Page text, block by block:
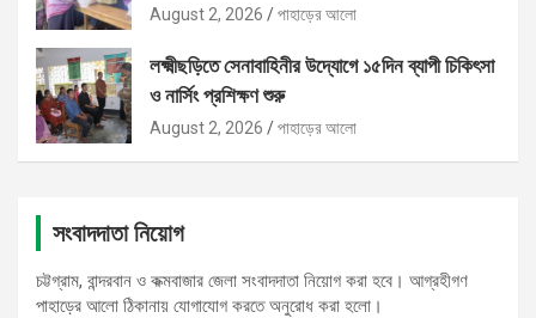
August 2, 2026 পাহাড়ের আলো
লক্ষ্মীছড়িতে সেনাবাহিনীর উদ্যোগে ১৫দিন ব্যাপী চিকিৎসা
ও নার্সিং প্রশিক্ষণ শুরু
August 2, 2026 পাহাড়ের আলো
সংবাদদাতা নিয়োগ
চট্টগ্রাম, বান্দরবান ও কক্মবাজার জেলা সংবাদদাতা নিয়োগ করা হবে। আগ্রহীগণ
পাহাড়ের আলো ঠিকানায় যোগাযোগ করতে অনুরোধ করা হলো।